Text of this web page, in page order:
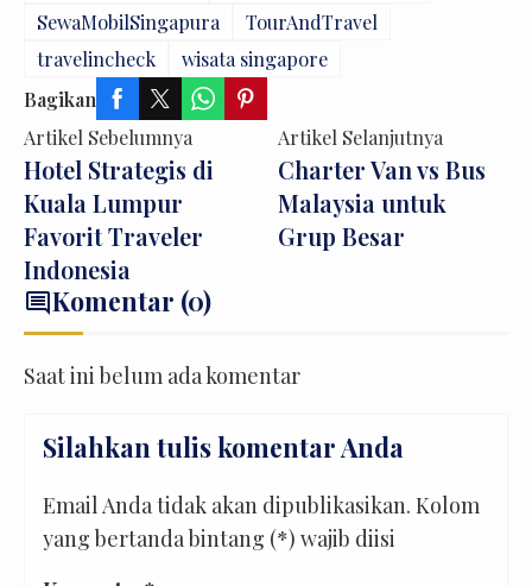
SewaMobilSingapura
TourAndTravel
travelincheck
wisata singapore
Bagikan
Artikel Sebelumnya
Hotel Strategis di
Kuala Lumpur
Favorit Traveler
Indonesia
Artikel Selanjutnya
Charter Van vs Bus
Malaysia untuk
Grup Besar
commentKomentar (0)
Saat ini belum ada komentar
Silahkan tulis komentar Anda
Email Anda tidak akan dipublikasikan. Kolom
yang bertanda bintang (*) wajib diisi